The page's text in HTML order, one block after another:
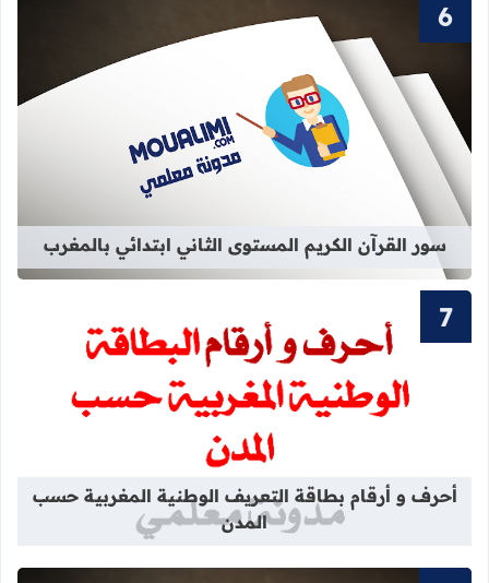
قراءة المزيد عن سور القرآن الكريم
سور القرآن الكريم المستوى الثاني ابتدائي بالمغرب
قراءة المزيد عن أحرف و أرقام
أحرف و أرقام بطاقة التعريف الوطنية المغربية حسب
المدن